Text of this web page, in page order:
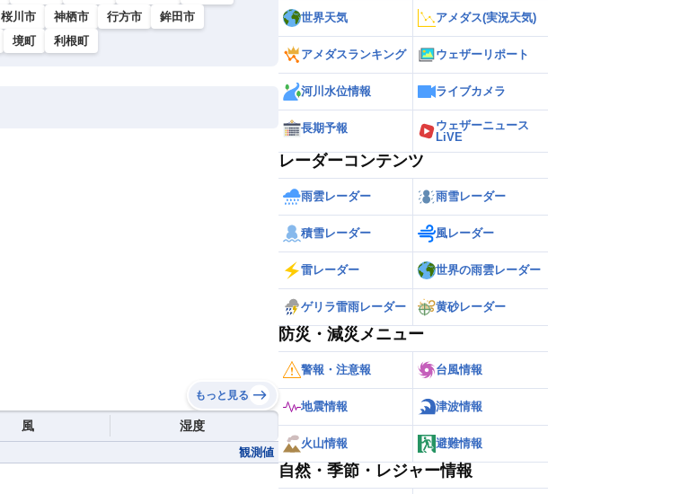
桜川市 神栖市 行方市
鉾田市
境町 利根町
もっと見る
風 湿度
観測値
世界天気 アメダス(実況天気)
アメダスランキング ウェザーリポート
河川水位情報 ライブカメラ
長期予報
ウェザーニュース
LiVE
レーダーコンテンツ
雨雲レーダー 雨雪レーダー
積雪レーダー 風レーダー
雷レーダー 世界の雨雲レーダー
ゲリラ雷雨レーダー 黄砂レーダー
防災・減災メニュー
警報・注意報 台風情報
地震情報 津波情報
火山情報 避難情報
自然・季節・レジャー情報